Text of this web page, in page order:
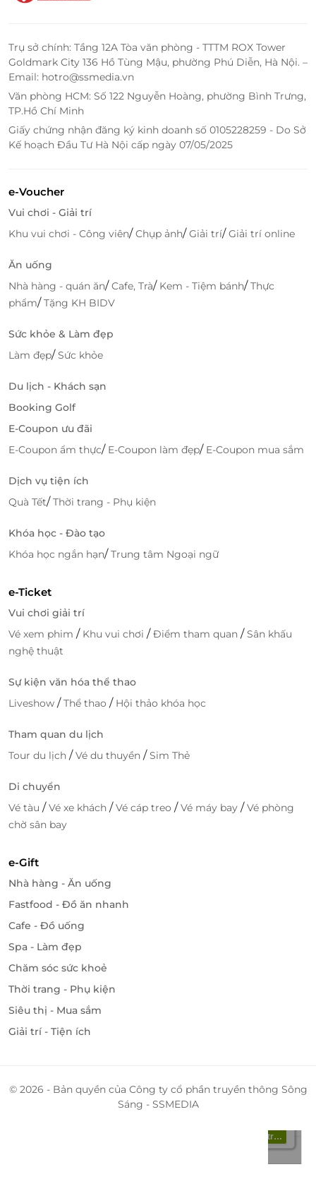
Một trong những trải nghiệm không thể bỏ qua khi
đến Funny Kids là Hồ Hạt Sứ. Đây là một khu vực đặc
rỡ sắc màu. Hồ Hạt Sứ không chỉ tạo nên một không
gian đẹp mắt mà còn giúp kích thích sự tò mò và
sáng tạo của các bé. Những hạt sứ đầy màu sắc sẽ
khiến các bé vô cùng thích thú khi được chạm vào
và chơi đùa trong không gian này. Đây là nơi lý tưởng
phát triển các giác quan và khả năng sáng tạo.
Ziplinevà Trampoline
tại Funny Kids. Với
Zipline
(đệm nhún), các bé sẽ có cơ hội trải nghiệm cảm
giác mạo hiểm trong một không gian an toàn và
cảm, khéo léo và phát triển thể lực cho các bé. Dù là
bay qua không gian trên Zipline hay nhún nhảy trên
và năng động.
Trụ sở chính: Tầng 12A Tòa văn phòng - TTTM ROX Tower
Goldmark City 136 Hồ Tùng Mậu, phường Phú Diễn, Hà Nội. –
Email: hotro@ssmedia.vn
Văn phòng HCM: Số 122 Nguyễn Hoàng, phường Bình Trưng,
TP.Hồ Chí Minh
Giấy chứng nhận đăng ký kinh doanh số 0105228259 - Do Sở
Kế hoạch Đầu Tư Hà Nội cấp ngày 07/05/2025
e-Voucher
Vui chơi - Giải trí
Khu vui chơi - Công viên/Chụp ảnh/Giải trí/Giải trí online
Ăn uống
Nhà hàng - quán ăn/Cafe, Trà/ Kem - Tiệm bánh/Thực
phẩm/Tặng KH BIDV
Sức khỏe & Làm đẹp
Làm đẹp/Sức khỏe
Du lịch - Khách sạn
Booking Golf
E-Coupon ưu đãi
E-Coupon ẩm thực/ E-Coupon làm đẹp/ E-Coupon mua sắm
Dịch vụ tiện ích
Quà Tết/Thời trang - Phụ kiện
Khóa học - Đào tạo
Khóa học ngắn hạn/Trung tâm Ngoại ngữ
e-Ticket
Vui chơi giải trí
Vé xem phim / Khu vui chơi /Điểm tham quan /Sân khấu
nghệ thuật
Sự kiện văn hóa thể thao
Liveshow /Thể thao / Hội thảo khóa học
Tham quan du lịch
Tour du lịch /Vé du thuyền /Sim Thẻ
Di chuyển
Vé tàu /Vé xe khách /Vé cáp treo /Vé máy bay /Vé phòng
chờ sân bay
e-Gift
Nhà hàng - Ăn uống
Fastfood - Đồ ăn nhanh
Cafe - Đồ uống
Spa - Làm đẹp
Chăm sóc sức khoẻ
Thời trang - Phụ kiện
Siêu thị - Mua sắm
Giải trí - Tiện ích
© 2026 - Bản quyền của Công ty cổ phần truyền thông Sông
Sáng - SSMEDIA